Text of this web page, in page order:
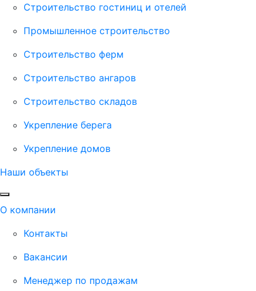
Строительство гостиниц и отелей
Промышленное строительство
Строительство ферм
Строительство ангаров
Строительство складов
Укрепление берега
Укрепление домов
Наши объекты
О компании
Контакты
Вакансии
Менеджер по продажам